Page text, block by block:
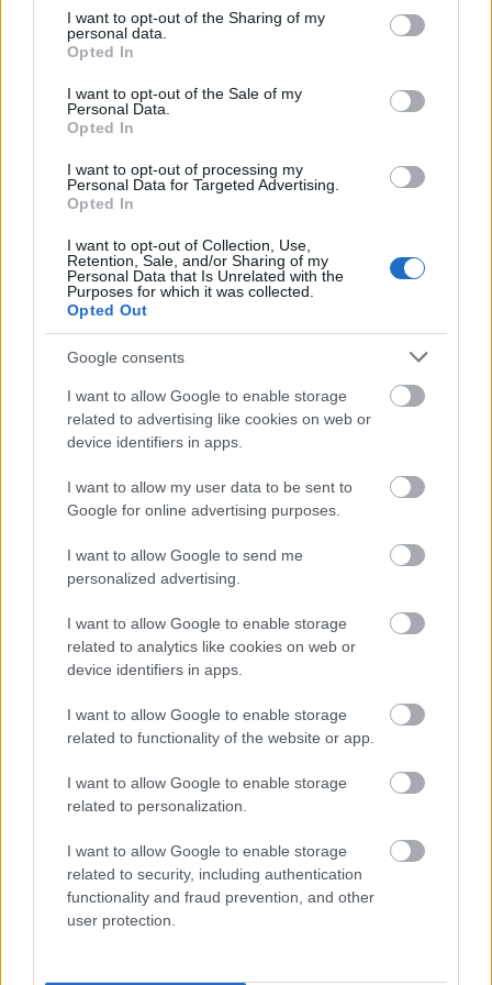
not limited to your visit or usage behaviour. You may click to
grant or deny consent to Google and its third-party tags to
use your data for below specified purposes in below Google
consent section.
I want to opt-out of the Sharing of my
personal data.
Opted In
I want to opt-out of the Sale of my
Personal Data.
Opted In
I want to opt-out of processing my
Personal Data for Targeted Advertising.
Opted In
I want to opt-out of Collection, Use,
Retention, Sale, and/or Sharing of my
Personal Data that Is Unrelated with the
Purposes for which it was collected.
Opted Out
Google consents
I want to allow Google to enable storage
related to advertising like cookies on web or
device identifiers in apps.
I want to allow my user data to be sent to
Google for online advertising purposes.
I want to allow Google to send me
personalized advertising.
I want to allow Google to enable storage
related to analytics like cookies on web or
device identifiers in apps.
I want to allow Google to enable storage
related to functionality of the website or app.
I want to allow Google to enable storage
related to personalization.
I want to allow Google to enable storage
related to security, including authentication
functionality and fraud prevention, and other
user protection.
mint Janis Joplin, Bonnie Raitt vagy Shemekia
Copeland. 1994-ben saját blues-klubot nyitott
Chicagóban, ez azonban rövid életűnek
bizonyult.
Koko Taylort a magyar mozinézők is
láthatták őt David Lynch Veszett a világ (Wild
At Heart) című filmjében, valamint John
Landis Blues Brothers 2000-ében.
"A belőle áradó szenvedély, hangjának tüze
és moraja maga volt az igazság" - mondta
róla a pályatárs, Ronnie Baker Brooks. A
legendás gitáros Buddy Guy szerint pedig
"egyike volt azoknak, akik mindent megtettek
a blues életben tartásáért".
Zene Blues
AZ EMBERSÉG ÜNNEPE